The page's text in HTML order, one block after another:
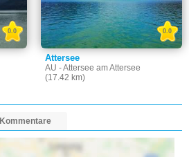
0.0
Attersee
AU - Attersee am Attersee
(17.42 km)
0.0
Kommentare